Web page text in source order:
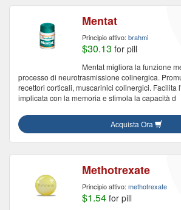
Mentat
Principio attivo: brahmi
$30.13 for pill
Mentat migliora la funzione
processo di neurotrasmissione colinergica.
recettori corticali, muscarinici colinergici. Facilita
implicata con la memoria e stimola la capacità d
Acquista Ora
Methotrexate
Principio attivo: methotrexate
$1.54 for pill